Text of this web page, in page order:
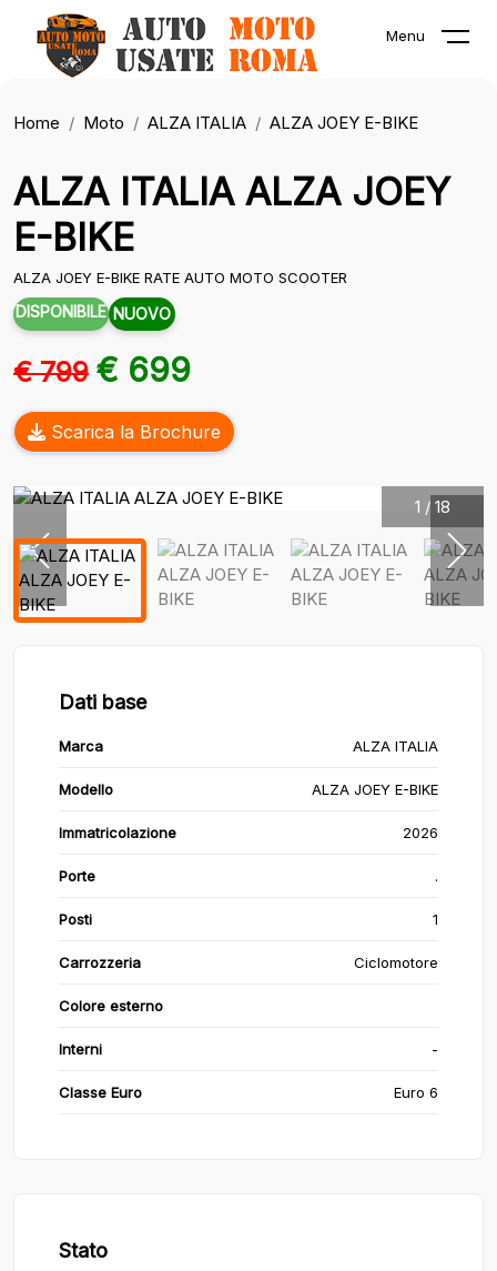
Menu
Home Moto ALZA ITALIA ALZA JOEY E-BIKE
ALZA ITALIA ALZA JOEY
E-BIKE
ALZA JOEY E-BIKE RATE AUTO MOTO SCOOTER
DISPONIBILE NUOVO
€ 799 € 699
Scarica la Brochure
1 / 18
Dati base
Marca ALZA ITALIA
Modello ALZA JOEY E-BIKE
Immatricolazione 2026
Porte .
Posti 1
Carrozzeria Ciclomotore
Colore esterno
Interni -
Classe Euro Euro 6
Stato